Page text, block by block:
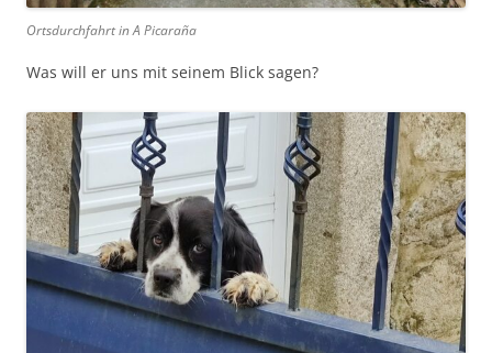
Ortsdurchfahrt in A Picaraña
Was will er uns mit seinem Blick sagen?